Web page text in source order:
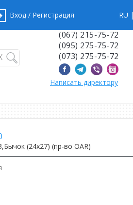
Вход / Регистрация RU |
(067) 215-75-72
(095) 275-75-72
(073) 275-75-72
Написать директору
(24х27) (пр-во OAR)